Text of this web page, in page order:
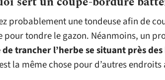
probablement une tondeuse afin de
tondre le gazon. Néanmoins, un
de trancher l’herbe se situant près
la même chose pour d’autres